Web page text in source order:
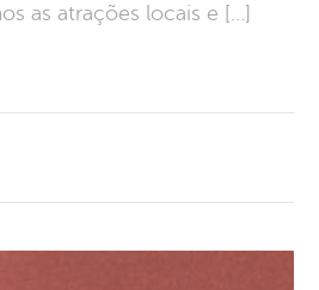
as atrações locais e […]